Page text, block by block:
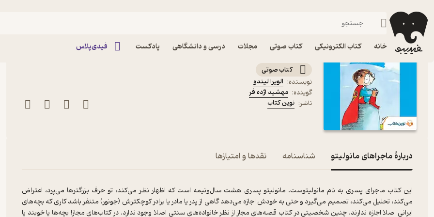
خانه کتاب الکترونیکی کتاب صوتی مجلات درسی و دانشگاهی پادکست فیدی‌پلاس
فیدیبو کتاب صوتی
کتاب صوتی ماجراهای مانولیتو اثر الویرا لیندو
کتاب صوتی
نویسنده: الویرا لیندو
گوینده: مهشید اژده فر
ناشر: نوین کتاب
دربارۀ ماجراهای مانولیتو شناسنامه نقدها و امتیازها
این کتاب ماجرای پسری به نام مانولیتوست. مانولیتو پسری هشت سال‌ونیمه است که اظهار نظر می‌کند، تو حرف بزرگترها می‌پرد، اعتراض
می‌کند، تحلیل می‌کند، تصمیم می‌گیرد و حتی به خودش اجازه می‌دهد گاهی از پدر یا مادر یا برادر کوچکترش (جونور) متنفر باشد کاری که بچه‌های
ایرانی اصلا اجازه ندارند. چنین شخصیتی در کتاب قصه‌های مجاز از نظر خانواده‌های سنتی اصلا وجود ندارد. در کتاب‌های مجاز! بچه‌ها یا خوبند یا